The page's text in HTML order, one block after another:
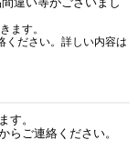
ます。
ください。詳しい内容は
す。
らご連絡ください。